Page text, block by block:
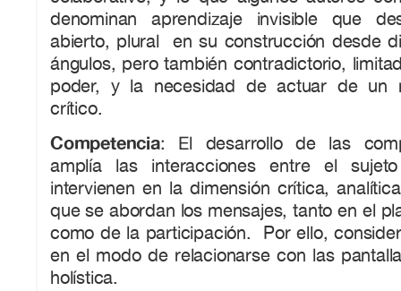
denominan aprendizaje invisible que
abierto, plural en su construcción desde
ángulos, pero también contradictorio,
poder, y la necesidad de actuar de un
crítico.
Competencia: El desarrollo de las
amplía las interacciones entre el
intervienen en la dimensión crítica,
que se abordan los mensajes, tanto en el
como de la participación. Por ello,
en el modo de relacionarse con las
holística.